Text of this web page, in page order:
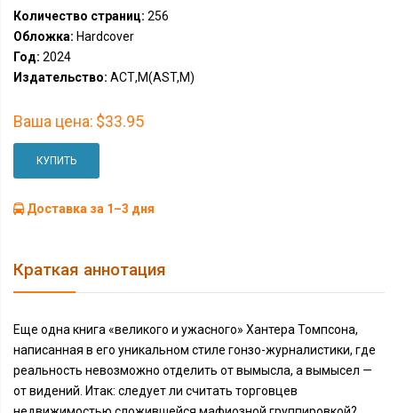
Количество страниц: 256
Обложка: Hardcover
Год: 2024
Издательство: АСТ,М(AST,M)
Ваша цена: $33.95
КУПИТЬ
Доставка за 1–3 дня
Краткая аннотация
Еще одна книга «великого и ужасного» Хантера Томпсона,
написанная в его уникальном стиле гонзо-журналистики, где
реальность невозможно отделить от вымысла, а вымысел —
от видений. Итак: следует ли считать торговцев